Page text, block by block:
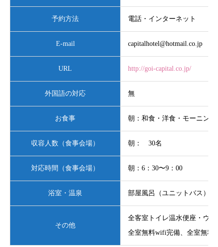
予約方法 電話・インターネット
E-mail capitalhotel@hotmail.co.jp
URL http://goi-capital.co.jp/
外国語の対応 無
お食事 朝：和食・洋食・モーニン
収容人数（食事会場） 朝： 30名
対応時間（食事会場） 朝：6：30〜9：00
浴室・温泉 部屋風呂（ユニットバス
その他
全客室トイレ温水便座・ウ
全室無料wifi完備、全室無料